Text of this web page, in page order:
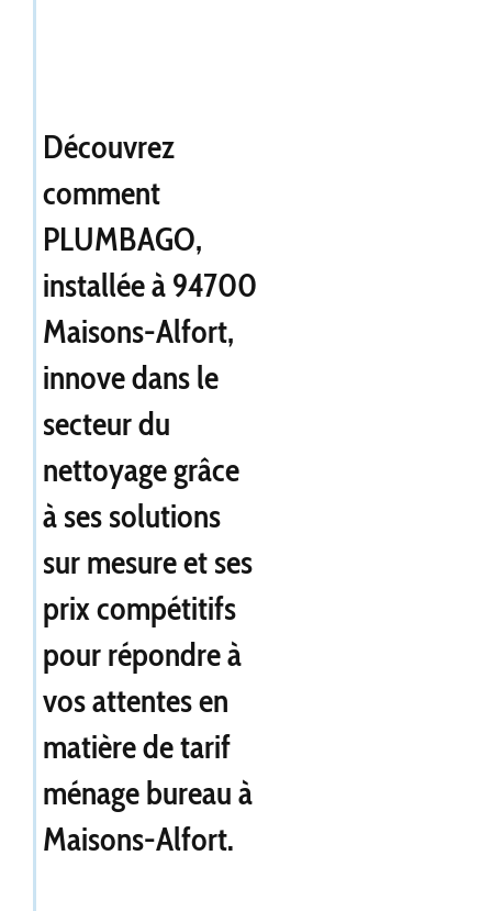
Découvrez
comment
PLUMBAGO,
installée à 94700
Maisons-Alfort,
innove dans le
secteur du
nettoyage grâce
à ses solutions
sur mesure et ses
prix compétitifs
pour répondre à
vos attentes en
matière detarif
ménage bureau à
Maisons-Alfort.